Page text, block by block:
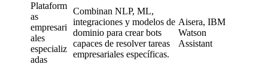
Plataform
as
empresari
ales
especializ
adas
Combinan NLP, ML,
integraciones y modelos de
dominio para crear bots
capaces de resolver tareas
empresariales específicas.
Aisera, IBM
Watson
Assistant